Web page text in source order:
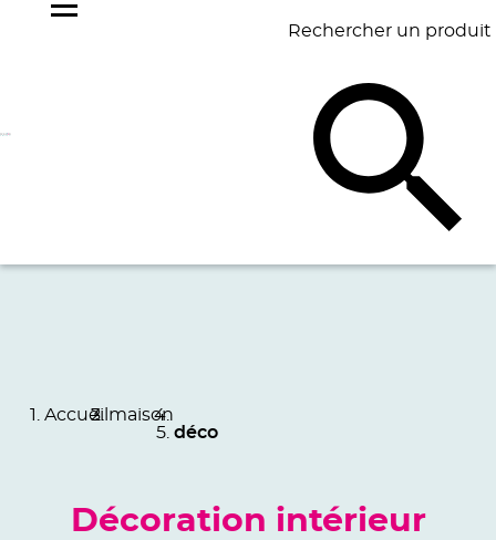
Rechercher un produit
BAGAGERIE BUREAU
Accueil maison
déco
Décoration intérieur